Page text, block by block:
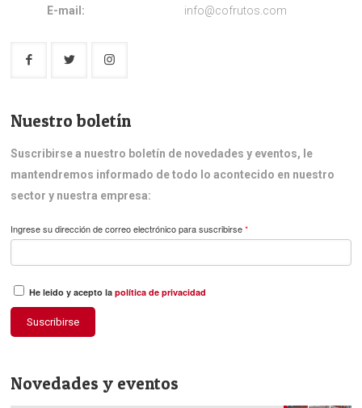
E-mail: info@cofrutos.com
Nuestro boletín
Suscribirse a nuestro boletín de novedades y eventos, le
mantendremos informado de todo lo acontecido en nuestro
sector y nuestra empresa:
Ingrese su dirección de correo electrónico para suscribirse*
He leido y acepto lapolítica de privacidad
Suscribirse
Novedades y eventos